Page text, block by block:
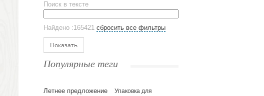
ЕВРОПОСУДА
Аксессуары
Ежедневники и блокноты
Датированные ежедневники
Планинги и телефонные книжки
Поиск в тексте
Найдено :165421 сбросить все фильтры
Показать
Популярные теги
Летнее предложение
Упаковка для